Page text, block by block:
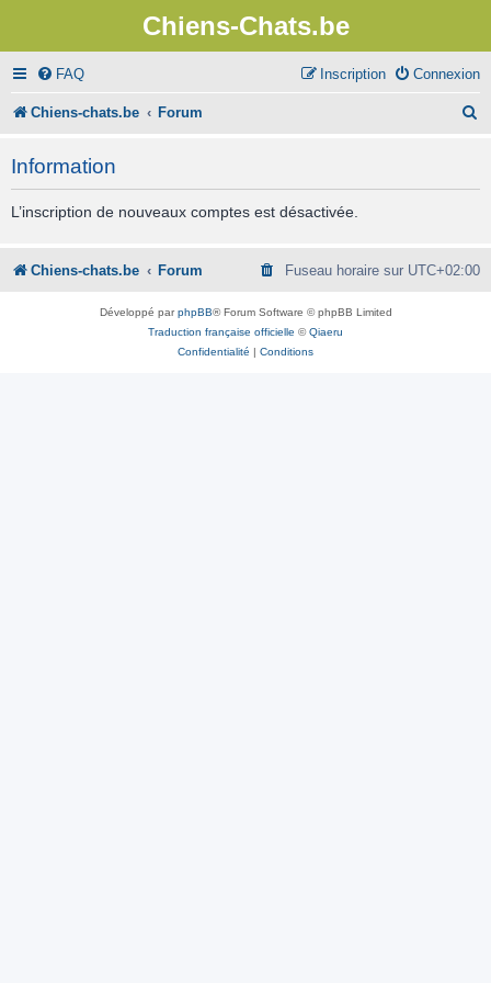
Chiens-Chats.be
FAQ Connexion
Inscription
Chiens-chats.be Forum
r
Information
L’inscription de nouveaux comptes est désactivée.
Chiens-chats.be Forum Fuseau horaire sur UTC+02:00
Développé parphpBB® Forum Software © phpBB Limited
Traduction française officielle ©Qiaeru
Confidentialité | Conditions